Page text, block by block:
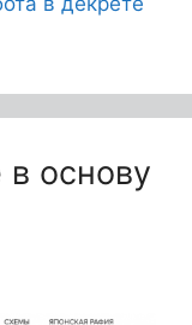
основу